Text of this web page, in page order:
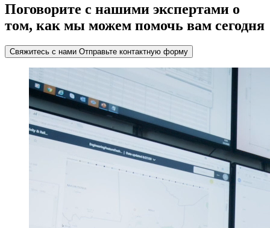
Поговорите с нашими экспертами о
том, как мы можем помочь вам сегодня
Свяжитесь с нами Отправьте контактную форму